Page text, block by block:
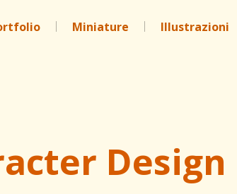
Miniature Illustrazioni
Design